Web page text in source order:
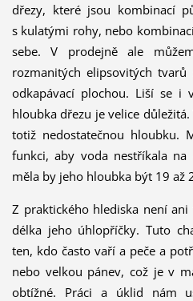
dřezy, které jsou kombinací
s kulatými rohy, nebo
sebe. V prodejně ale
rozmanitých elipsovitých
odkapávací plochou. Liší se i
hloubka dřezu je velice
totiž nedostatečnou hloubku.
funkci, aby voda nestříkala
měla by jeho hloubka být 19 až
Z praktického hlediska není
délka jeho úhlopříčky. Tuto
ten, kdo často vaří a peče a
nebo velkou pánev, což je v
obtížné. Práci a úklid nám